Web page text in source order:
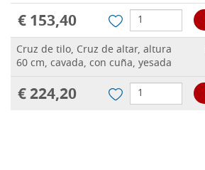
€ 153,40
Cruz de tilo, Cruz de altar, altura
60 cm, cavada, con cuña, yesada
€ 224,20